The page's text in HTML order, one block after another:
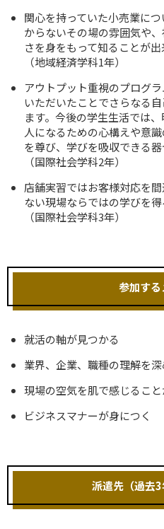
関心を持っていた小売業に
からないその場の雰囲気や
さを身をもって知ることが出
（地域経済学科1年）
アウトプット重視のプログ
いただいたことでさらなる
ます。今後の学生生活では
人になるための心構えや意
を尊び、学びを吸収できる
（国際社会学科2年）
店舗実習ではお客様対応を
ない現場ならではの学びを得
（国際社会学科3年）
参加する
就活の軸が見つかる
業界、企業、職種の理解を深
現場の空気を肌で感じること
ビジネスマナーが身につく
派遣先（過去3